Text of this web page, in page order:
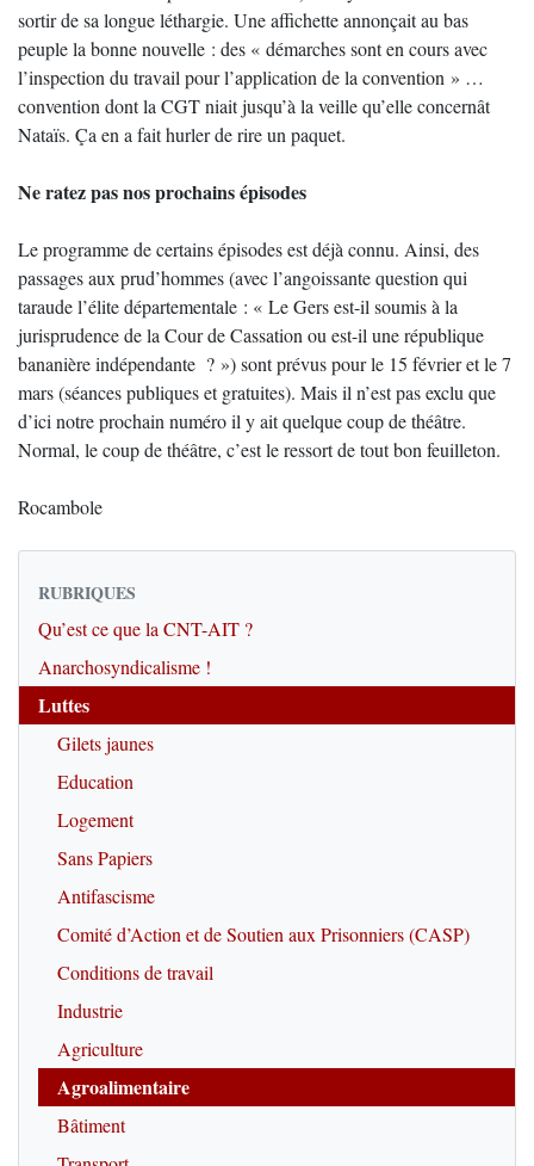
sortir de sa longue léthargie. Une affichette annonçait au bas
peuple la bonne nouvelle : des « démarches sont en cours avec
l’inspection du travail pour l’application de la convention » …
convention dont la CGT niait jusqu’à la veille qu’elle concernât
Nataïs. Ça en a fait hurler de rire un paquet.
Ne ratez pas nos prochains épisodes
Le programme de certains épisodes est déjà connu. Ainsi, des
passages aux prud’hommes (avec l’angoissante question qui
taraude l’élite départementale : « Le Gers est-il soumis à la
jurisprudence de la Cour de Cassation ou est-il une république
bananière indépendante ? ») sont prévus pour le 15 février et le 7
mars (séances publiques et gratuites). Mais il n’est pas exclu que
d’ici notre prochain numéro il y ait quelque coup de théâtre.
Normal, le coup de théâtre, c’est le ressort de tout bon feuilleton.
Rocambole
RUBRIQUES
Qu’est ce que la CNT-AIT ?
Anarchosyndicalisme !
Luttes
Gilets jaunes
Education
Logement
Sans Papiers
Antifascisme
Comité d’Action et de Soutien aux Prisonniers (CASP)
Conditions de travail
Industrie
Agriculture
Agroalimentaire
Bâtiment